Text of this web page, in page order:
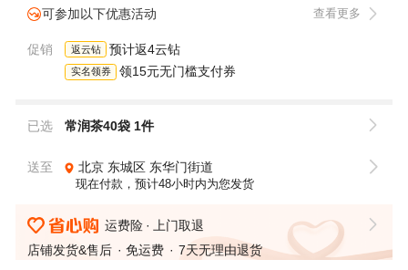
可参加以下优惠活动 查看更多
促销 返云钻 预计返4云钻
实名领券 领15元无门槛支付券
已选 常润茶40袋 1件
送至 北京 东城区 东华门街道
现在付款，预计48小时内为您发货
运费险
上门取退
店铺发货&售后
免运费 7天无理由退货